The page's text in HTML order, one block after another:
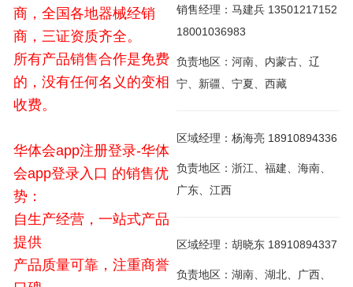
商，全国各地器械经销
商，三证资质齐全。
所有产品销售合作是免费
的，没有任何名义的变相
收费。
华体会app注册登录-华体
会app登录入口 的销售优
势：
自生产经营，一站式产品
提供
产品质量可靠，注重商誉
销售经理：马建兵 13501217152
18001036983
负责地区：河南、内蒙古、辽
宁、新疆、宁夏、西藏
区域经理：杨海亮 18910894336
负责地区：浙江、福建、海南、
广东、江西
区域经理：胡晓东 18910894337
负责地区：湖南、湖北、广西、